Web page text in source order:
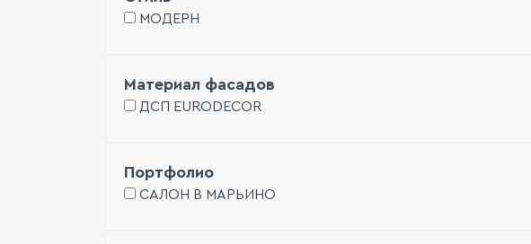
МОДЕРН
Материал фасадов
ДСП EURODECOR
Портфолио
САЛОН В МАРЬИНО